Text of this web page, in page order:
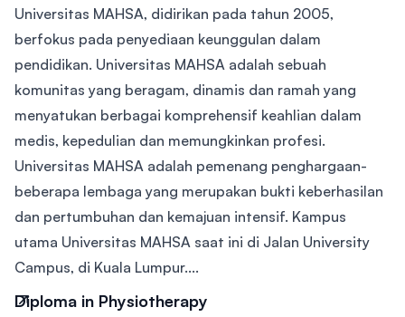
Universitas MAHSA, didirikan pada tahun 2005,
berfokus pada penyediaan keunggulan dalam
pendidikan. Universitas MAHSA adalah sebuah
komunitas yang beragam, dinamis dan ramah yang
menyatukan berbagai komprehensif keahlian dalam
medis, kepedulian dan memungkinkan profesi.
Universitas MAHSA adalah pemenang penghargaan-
beberapa lembaga yang merupakan bukti keberhasilan
dan pertumbuhan dan kemajuan intensif. Kampus
utama Universitas MAHSA saat ini di Jalan University
Campus, di Kuala Lumpur....
Diploma in Physiotherapy